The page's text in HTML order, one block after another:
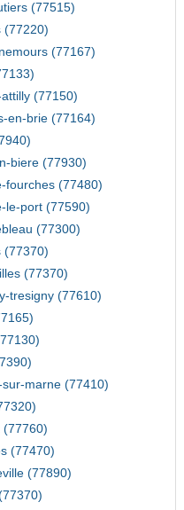
(77515)
(77220)
(77167)
(77150)
en-brie (77164)
biere (77930)
fourches (77480)
le-port (77590)
(77300)
(77370)
(77370)
tresigny (77610)
marne (77410)
(77760)
(77470)
(77890)